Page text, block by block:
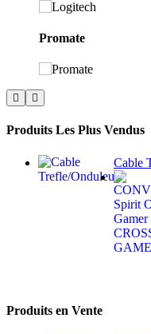
Promate
Produits Les Plus Vendus
Cable
Produits en Vente